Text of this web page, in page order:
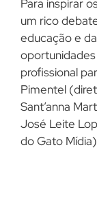
Para inspirar
um rico
educação e
profissional
Pimentel
Sant’anna
José Leite
do Gato